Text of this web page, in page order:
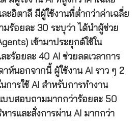
ะอิตาลี มีผู้ใช้งานที่ต่ำกว่าค่าเฉลี่ย
ร้อยละ 30 ระบุว่า ได้นำผู้ช่วย
เข้ามาประยุกต์ใช้ใน
ะร้อยละ 40 AI ช่วยลดเวลาการ
ห์นอกจากนี้ ผู้ใช้งาน AI ราว ๆ 2
การใช้ AI สำหรับการทำงาน
บบสอบถามมากกว่าร้อยละ 50
หารและสั่งการผ่าน AI มากกว่า